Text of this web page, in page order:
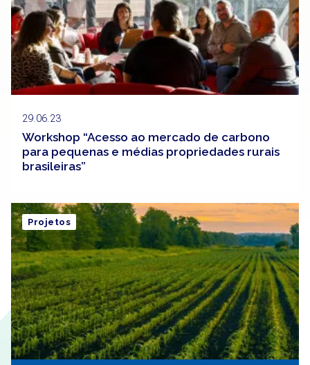
29.06.23
Workshop “Acesso ao mercado de carbono
para pequenas e médias propriedades rurais
brasileiras”
Projetos